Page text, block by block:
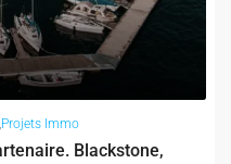
,Projets Immo
Blackstone,